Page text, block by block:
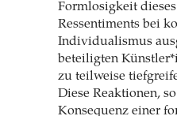
Formlosigkeit
Ressentiments bei
Individualismus
beteiligten
zu teilweise
Diese Reaktionen,
Konsequenz einer